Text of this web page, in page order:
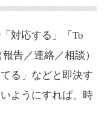
対応する」「To
告／連絡／相談）
る」などと即決す
ようにすれば、時